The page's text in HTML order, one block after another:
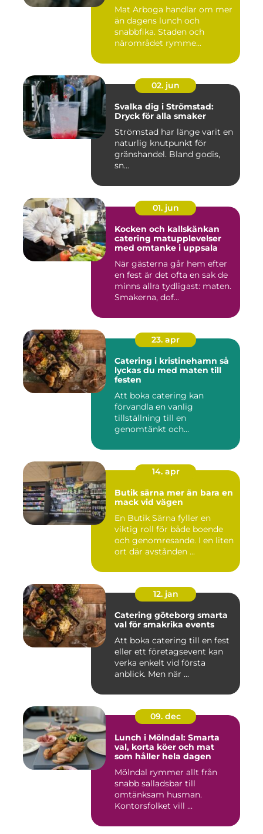
Mat Arboga handlar om mer
än dagens lunch och
snabbfika. Staden och
närområdet rymme...
02. jun
Svalka dig i Strömstad:
Dryck för alla smaker
Strömstad har länge varit en
naturlig knutpunkt för
gränshandel. Bland godis,
sn...
01. jun
Kocken och kallskänkan
catering matupplevelser
med omtanke i uppsala
När gästerna går hem efter
en fest är det ofta en sak de
minns allra tydligast: maten.
Smakerna, dof...
23. apr
Catering i kristinehamn så
lyckas du med maten till
festen
Att boka catering kan
förvandla en vanlig
tillställning till en
genomtänkt och
14. apr
Butik särna mer än bara en
mack vid vägen
En Butik Särna fyller en
viktig roll för både boende
och genomresande. I en liten
ort där avstånden ...
12. jan
Catering göteborg smarta
val för smakrika events
Att boka catering till en fest
eller ett företagsevent kan
verka enkelt vid första
anblick. Men när ...
09. dec
Lunch i Mölndal: Smarta
val, korta köer och mat
som håller hela dagen
Mölndal rymmer allt från
snabb salladsbar till
omtänksam husman.
Kontorsfolket vill ...